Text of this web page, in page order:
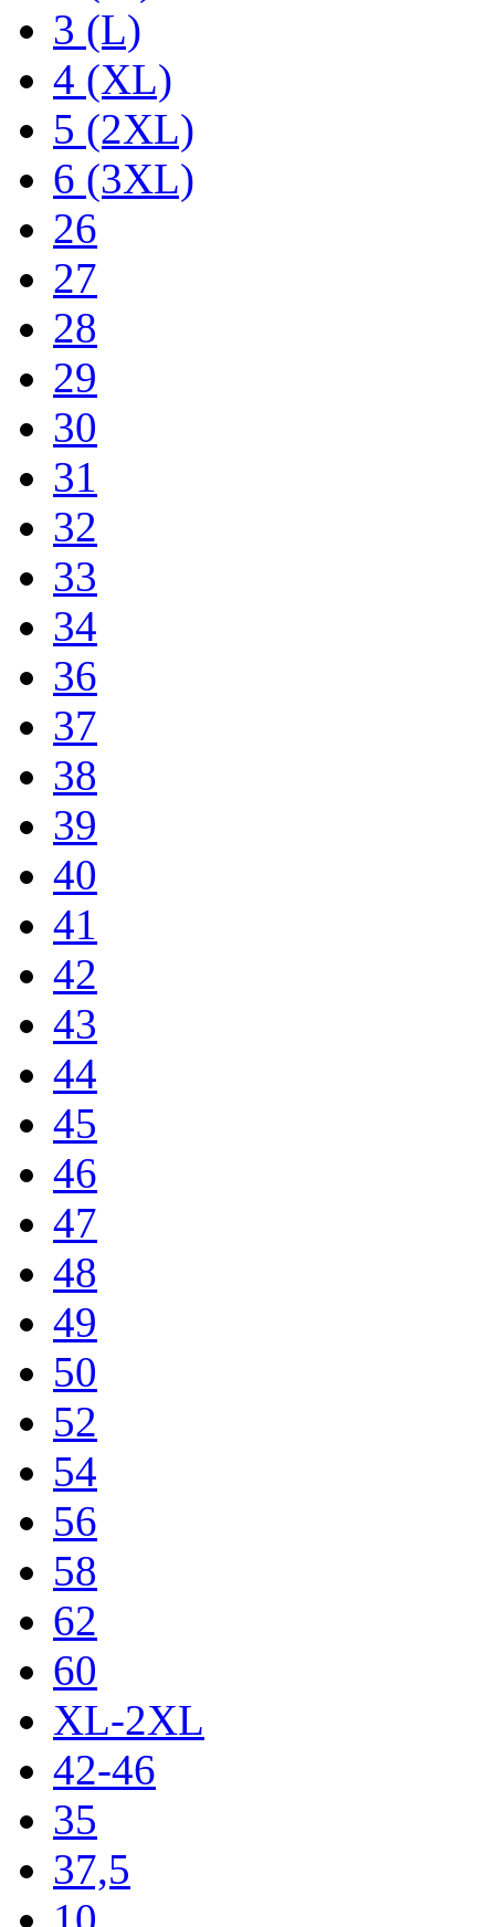
3 (L)
4 (XL)
5 (2XL)
6 (3XL)
26
27
28
29
30
31
32
33
34
36
37
38
39
40
41
42
43
44
45
46
47
48
49
50
52
54
56
58
62
60
XL-2XL
42-46
35
37,5